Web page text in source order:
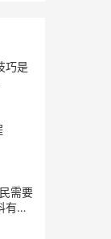
巧是
需要
有哪